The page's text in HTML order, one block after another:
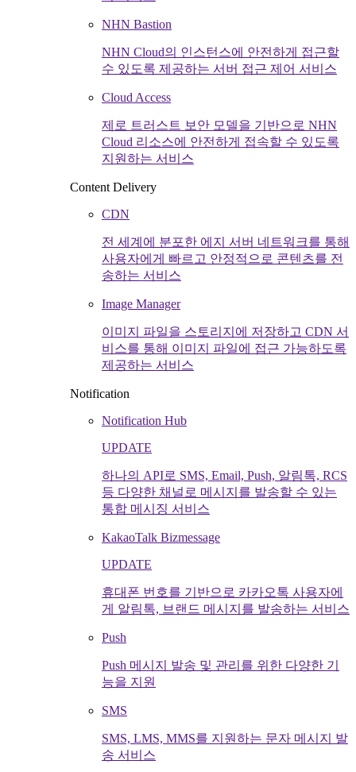
NHN Bastion
NHN Cloud의 인스턴스에 안전하게 접근할
수 있도록 제공하는 서버 접근 제어 서비스
Cloud Access
제로 트러스트 보안 모델을 기반으로 NHN
Cloud 리소스에 안전하게 접속할 수 있도록
지원하는 서비스
Content Delivery
CDN
전 세계에 분포한 에지 서버 네트워크를 통해
사용자에게 빠르고 안정적으로 콘텐츠를 전
송하는 서비스
Image Manager
이미지 파일을 스토리지에 저장하고 CDN 서
비스를 통해 이미지 파일에 접근 가능하도록
제공하는 서비스
Notification
Notification Hub
UPDATE
하나의 API로 SMS, Email, Push, 알림톡, RCS
등 다양한 채널로 메시지를 발송할 수 있는
통합 메시징 서비스
KakaoTalk Bizmessage
UPDATE
휴대폰 번호를 기반으로 카카오톡 사용자에
게 알림톡, 브랜드 메시지를 발송하는 서비스
Push
Push 메시지 발송 및 관리를 위한 다양한 기
능을 지원
SMS
SMS, LMS, MMS를 지원하는 문자 메시지 발
송 서비스